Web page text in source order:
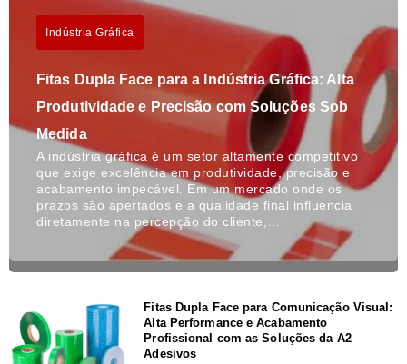
Indústria Gráfica
Fitas Dupla Face para a Indústria Gráfica: Alta
Produtividade e Precisão com Soluções Sob
Medida
A indústria gráfica é um setor altamente competitivo
que exige excelência em produtividade, precisão e
acabamento impecável. Em um mercado onde os
prazos são apertados e a qualidade final influencia
diretamente na percepção do cliente,…
Fitas Dupla Face para Comunicação Visual:
Alta Performance e Acabamento
Profissional com as Soluções da A2
Adesivos